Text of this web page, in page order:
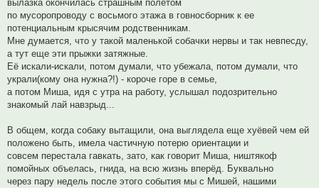
вылазка окончилась страшным полётом
по мусоропроводу с восьмого этажа в говносборник к ее
потенциальным крысячим родственникам.
Мне думается, что у такой маленькой собачки нервы и так невпесду,
а тут еще эти прыжки затяжные.
Её искали-искали, потом думали, что убежала, потом думали, что
украли(кому она нужна?!) - короче горе в семье,
а потом Миша, идя с утра на работу, услышал подозрительно
знакомый лай навзрыд...
В общем, когда собаку вытащили, она выглядела еще хуёвей чем ей
положено быть, имела частичную потерю ориентации и
совсем перестала гавкать, зато, как говорит Миша, ништякоф
помойных объелась, гнида, на всю жизнь вперёд. Буквально
через пару недель после этого события мы с Мишей, нашими